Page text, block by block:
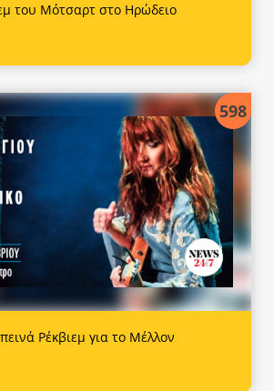
του Μότσαρτ στο Ηρώδειο
598
Ρέκβιεμ για το Μέλλον